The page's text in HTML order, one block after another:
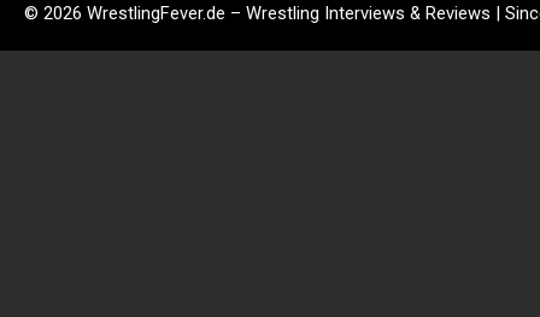
© 2026 WrestlingFever.de – Wrestling Interviews & Reviews |